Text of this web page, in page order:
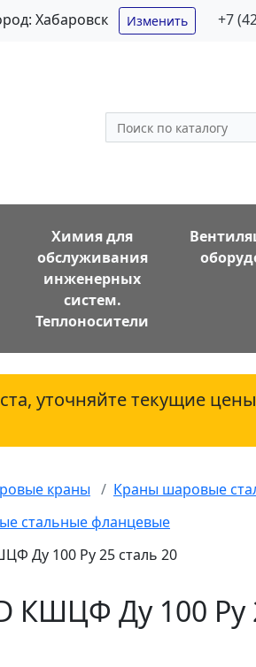
Хабаровск Изменить +7
Химия для
обслуживания
инженерных
систем.
Теплоносители
уточняйте текущие
краны
Краны шаровые
стальные фланцевые
Ду 100 Ру 25 сталь 20
КШЦФ Ду 100 Ру